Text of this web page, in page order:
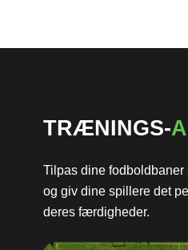
TRÆNINGS-
Tilpas dine
og giv dine spillere det
deres færdigheder.